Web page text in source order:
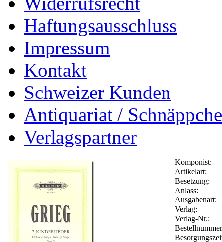
Haftungsausschluss
Impressum
Kontakt
Schweizer Kunden
Antiquariat /
Verlagspartner
Komponist:
Artikelart:
Besetzung:
Anlass:
Ausgabenart:
Verlag:
Verlag-Nr.: